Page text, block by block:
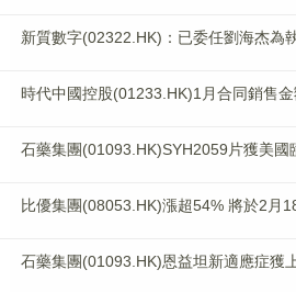
新質數字(02322.HK)：已委任劉海杰為
時代中國控股(01233.HK)1月合同銷售
石藥集團(01093.HK)SYH2059片獲美國
比優集團(08053.HK)漲超54% 將於2月
石藥集團(01093.HK)恩益坦新適應症獲